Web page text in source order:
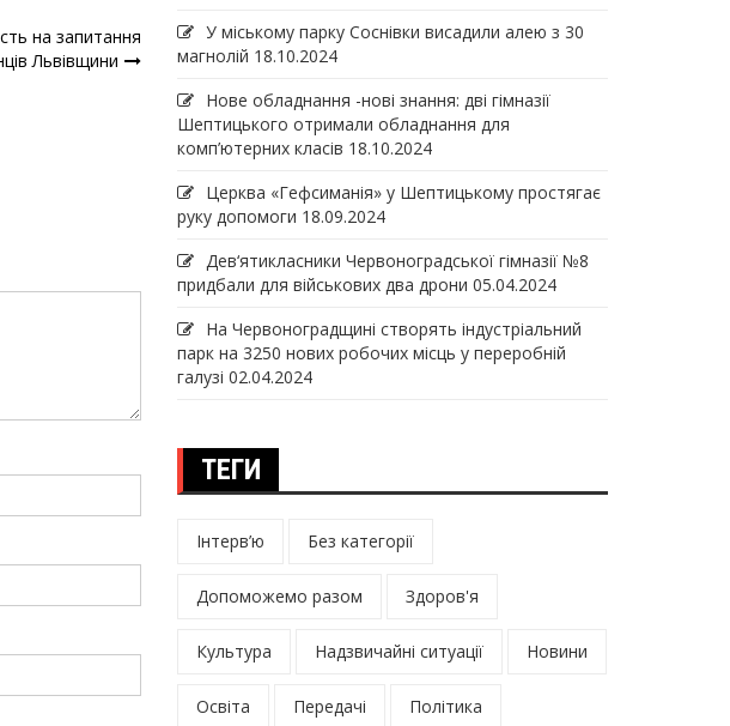
на запитання
Львівщини
У міському парку Соснівки висадили алею з 30
магнолій 18.10.2024
Нове обладнання -нові знання: дві гімназії
Шептицького отримали обладнання для
комп’ютерних класів 18.10.2024
Церква «Гефсиманія» у Шептицькому простягає
руку допомоги 18.09.2024
Дев‘ятикласники Червоноградської гімназії №8
придбали для військових два дрони 05.04.2024
На Червоноградщині створять індустріальний
парк на 3250 нових робочих місць у переробній
галузі 02.04.2024
ТЕГИ
Інтерв’ю Без категорії
Допоможемо разом Здоров'я
Культура Надзвичайні ситуації Новини
Освіта Передачі Політика